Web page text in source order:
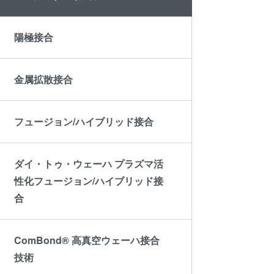
陽極接合
金属拡散接合
フュージョン/ハイブリッド接合
ダイ・トゥ・ウェーハ プラズマ活
性化フュージョン/ハイブリッド接
合
ComBond® 高真空ウェーハ接合
技術